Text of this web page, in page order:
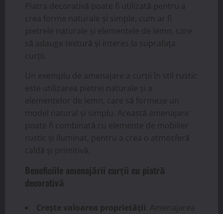
Piatra decorativă poate fi utilizată pentru a
crea forme naturale și simple, cum ar fi
pietrele naturale și elementele de lemn, care
să adauge textură și interes la suprafața
curții.
Un exemplu de amenajare a curții în stil rustic
este utilizarea pietrei naturale și a
elementelor de lemn, care să formeze un
model natural și simplu. Această amenajare
poate fi combinată cu elemente de mobilier
rustic și iluminat, pentru a crea o atmosferă
caldă și primitivă.
Beneficiile amenajării curții cu piatră
decorativă
Crește valoarea proprietății : Amenajarea